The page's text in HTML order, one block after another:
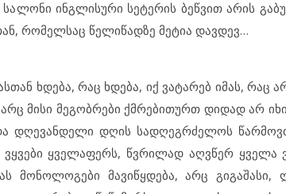
ინგლისური სეტერის ბეწვით არის
რომელსაც წელიწადზე მეტია დავდევ…
ხდება, რაც ხდება, იქ ვატარებ იმას, რაც
მისი მეგობრები ქმრებითურთ დიდად არ
დღევანდელი დღის სადღეგრძელოს
ყველაფერს, წვრილად აღვწერ ყველა
მონოლოგები მავიწყდება, არც გიგაშასი,